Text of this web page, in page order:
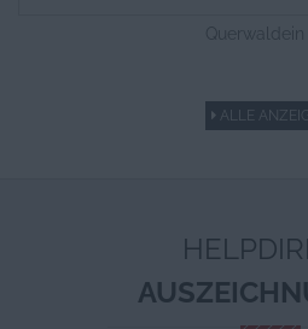
Querwaldein
ALLE